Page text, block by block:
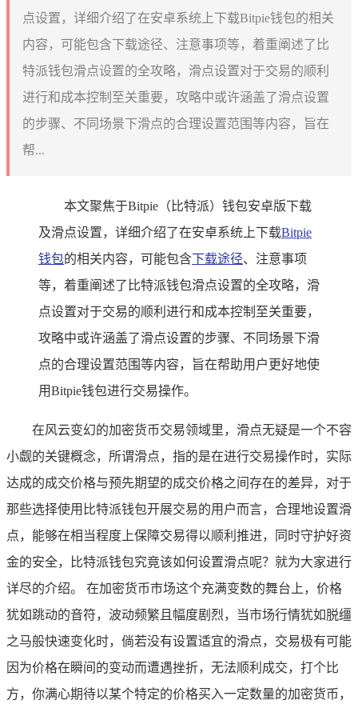
点设置，详细介绍了在安卓系统上下载Bitpie钱包的相关
内容，可能包含下载途径、注意事项等，着重阐述了比
特派钱包滑点设置的全攻略，滑点设置对于交易的顺利
进行和成本控制至关重要，攻略中或许涵盖了滑点设置
的步骤、不同场景下滑点的合理设置范围等内容，旨在
帮...
本文聚焦于Bitpie（比特派）钱包安卓版下载
及滑点设置，详细介绍了在安卓系统上下载Bitpie
钱包的相关内容，可能包含下载途径、注意事项
等，着重阐述了比特派钱包滑点设置的全攻略，滑
点设置对于交易的顺利进行和成本控制至关重要，
攻略中或许涵盖了滑点设置的步骤、不同场景下滑
点的合理设置范围等内容，旨在帮助用户更好地使
用Bitpie钱包进行交易操作。
在风云变幻的加密货币交易领域里，滑点无疑是一个不容
小觑的关键概念，所谓滑点，指的是在进行交易操作时，实际
达成的成交价格与预先期望的成交价格之间存在的差异，对于
那些选择使用比特派钱包开展交易的用户而言，合理地设置滑
点，能够在相当程度上保障交易得以顺利推进，同时守护好资
金的安全，比特派钱包究竟该如何设置滑点呢？就为大家进行
详尽的介绍。 在加密货币市场这个充满变数的舞台上，价格
犹如跳动的音符，波动频繁且幅度剧烈，当市场行情犹如脱缰
之马般快速变化时，倘若没有设置适宜的滑点，交易极有可能
因为价格在瞬间的变动而遭遇挫折，无法顺利成交，打个比
方，你满心期待以某个特定的价格买入一定数量的加密货币，